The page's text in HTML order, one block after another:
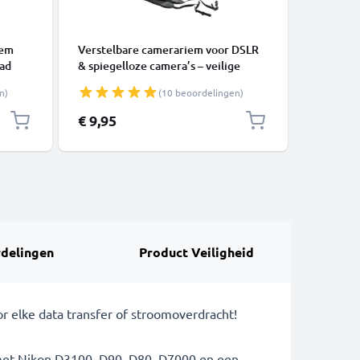
Verstelbare camerariem voor DSLR
& spiegelloze camera’s – veilige
Panasonic – 110 cm nylon met
lusbevestiging
(10 beoordelingen)
€ 9,95
Product Veiligheid
elke data transfer of stroomoverdracht!